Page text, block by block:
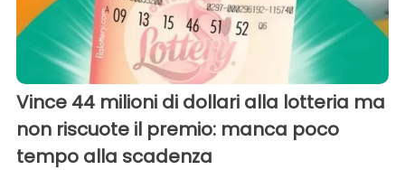
Vince 44 milioni di dollari alla lotteria ma
non riscuote il premio: manca poco
tempo alla scadenza